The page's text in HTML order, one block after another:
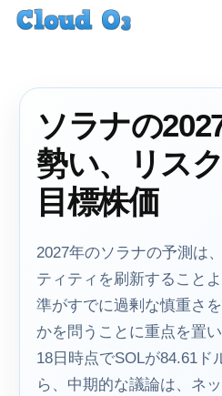
ソラナの
勢い、リス
目標株価
2027年のソラナの予測は
ティティを刷新すること
準がすでに過剰な慎重さ
かを問うことに重点を置
18日時点でSOLが84.61ド
ら、中期的な議論は、ネ